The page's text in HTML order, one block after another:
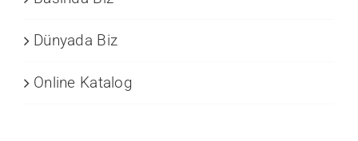
Dünyada Biz
Online Katalog